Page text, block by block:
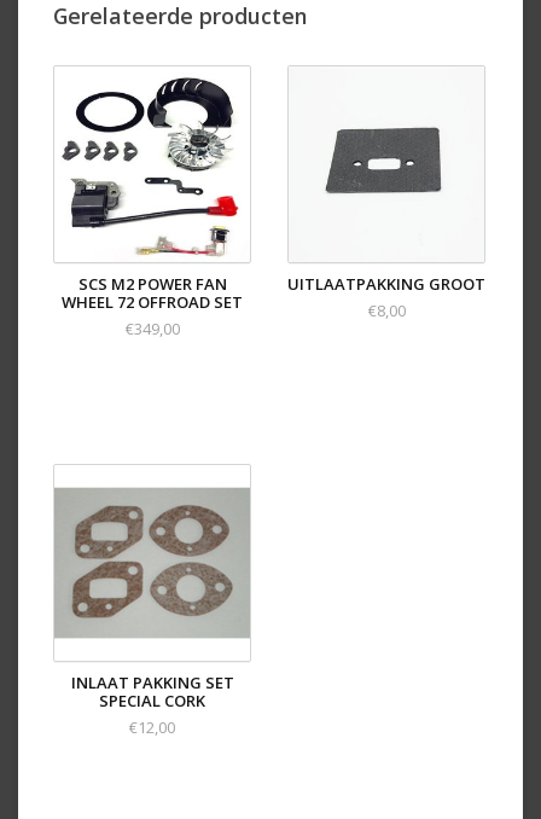
Gerelateerde producten
SCS M2 POWER FAN
WHEEL 72 OFFROAD SET
€349,00
UITLAATPAKKING GROOT
€8,00
INLAAT PAKKING SET
SPECIAL CORK
€12,00